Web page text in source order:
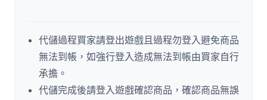
代儲過程買家請登出遊戲且過程勿登入避免商品
無法到帳，如強行登入造成無法到帳由買家自行
承擔。
代儲完成後請登入遊戲確認商品，確認商品無誤